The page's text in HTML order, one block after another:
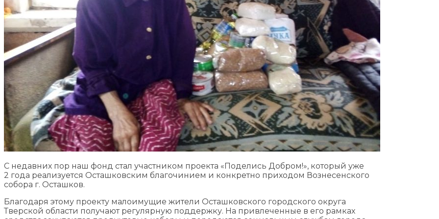
С недавних пор наш фонд стал участником проекта «Поделись Добром!», который уже
2 года реализуется Осташковским благочинием и конкретно приходом Вознесенского
собора г. Осташков.
Благодаря этому проекту малоимущие жители Осташковского городского округа
Тверской области получают регулярную поддержку. На привлеченные в его рамках